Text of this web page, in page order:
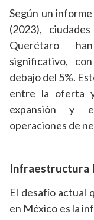
Según un
(2023),
Querétaro
significativo,
debajo del 5%.
entre la oferta
expansión y
operaciones de
Infraestructura
El desafío actual
en México es la